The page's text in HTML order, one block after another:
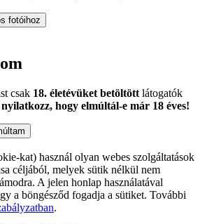
fotóihoz
csak 18. életévüket betöltött látogatók
hogy elmúltál-e már 18 éves!
kat) használ olyan webes szolgáltatások
céljából, melyek sütik nélkül nem
A jelen honlap használatával
a böngésződ fogadja a sütiket. További
.